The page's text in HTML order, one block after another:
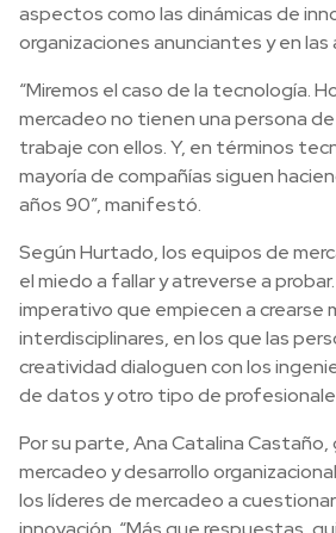
aspectos como las dinámicas de
organizaciones anunciantes y en las
“Miremos el caso de la tecnología.
mercadeo no tienen una persona
trabaje con ellos. Y, en términos
mayoría de compañías siguen
años 90”, manifestó.
Según Hurtado, los equipos de
el miedo a fallar y atreverse a
imperativo que empiecen a crearse
interdisciplinares, en los que las
creatividad dialoguen con los
de datos y otro tipo de
Por su parte, Ana Catalina
mercadeo y desarrollo
los líderes de mercadeo a